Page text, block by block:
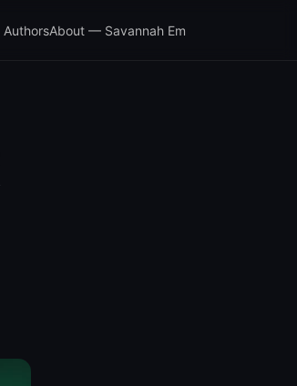
AuthorsAbout — Savannah Em